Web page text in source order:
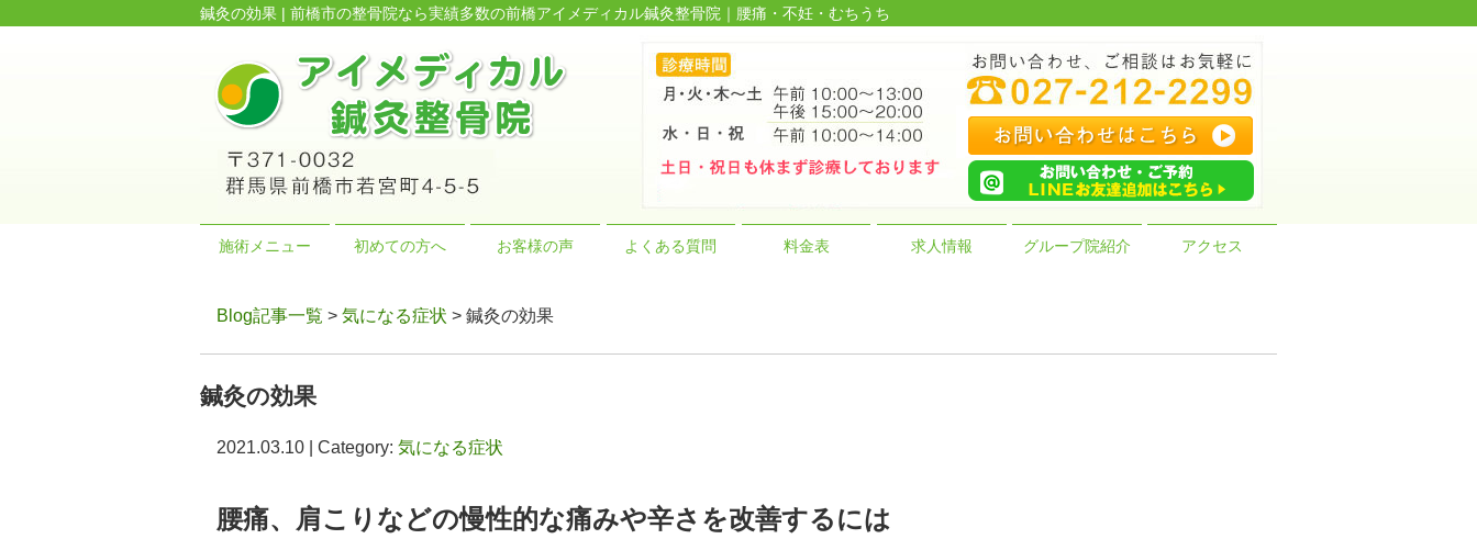
鍼灸の効果 | 前橋市の整骨院なら実績多数の前橋アイメディカル鍼灸整骨院｜腰痛・不妊・むちうち
施術メニュー 初めての方へ お客様の声 よくある質問 料金表 求人情報 グループ院紹介 アクセス
Blog記事一覧 > 気になる症状 > 鍼灸の効果
鍼灸の効果
2021.03.10 | Category: 気になる症状
腰痛、肩こりなどの慢性的な痛みや辛さを改善するには